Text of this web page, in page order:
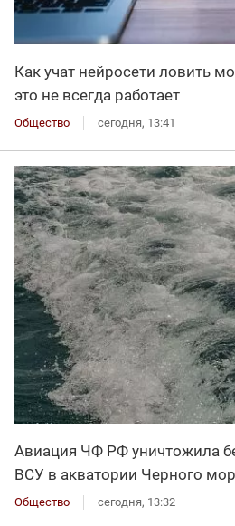
Как учат нейросети ловить
это не всегда работает
Общество сегодня, 13:41
Авиация ЧФ РФ уничтожила
ВСУ в акватории Черного
Общество сегодня, 13:32